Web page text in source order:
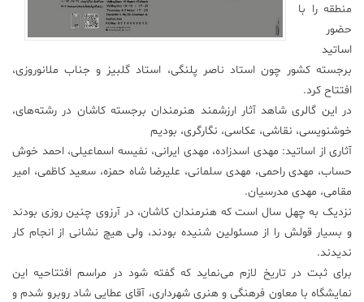
مجله
فرهنگی
و
منطقه را با
حضور
اساتید
برجسته کشور چون استاد ناصر پلنگی، استاد گلبیز و جناب ملانوروزی،
افتتاح کرد.
در این گالری شاهد آثار ارزشمند هنرمندان برجسته کاشان در رشته‌های،
خوشنویسی، نقاشی، عکاسی، نگارگری، بودیم
آثاری از اساتید: مهدی اسدزاده، مهدی ایرانی، نفیسه اسماعیلی، احمد خوش
حساب، مهدی راحمی، مهدی سلمانی، علیرضا شاه حمزه، سعید کاظمی، امیر
مقامی، مهدی مدرسیان.
نزدیک به چهل سال است که هنرمندان کاشان، در آرزوی چنین روزی بودند
و بسیار قولش را از مسئولین شنیده بودند، ولی هیچ نشانی از انجام کار
ندیدند.
برای ثبت در تاریخ لازم می‌نماید که گفته شود در مراسم افتتاحیه این
نمایشگاه با معاون فرهنگی و هنری شهرداری، آقای عطایی شاد روبرو شدم و